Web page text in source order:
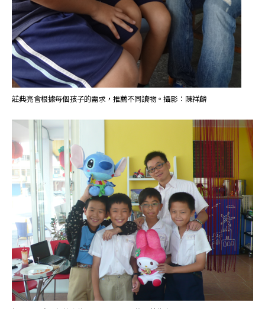
莊典亮會根據每個孩子的需求，推薦不同讀物。攝影：陳祥麟